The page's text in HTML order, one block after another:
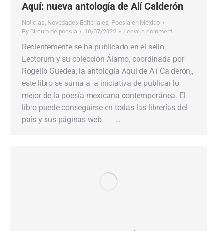
Aquí: nueva antología de Alí Calderón
Noticias, Novedades Editoriales, Poesía en México
By Círculo de poesía 10/07/2022 Leave a comment
Recientemente se ha publicado en el sello
Lectorum y su colección Álamo, coordinada por
Rogelio Guedea, la antología Aquí de Alí Calderón,,
este libro se suma a la iniciativa de publicar lo
mejor de la poesía mexicana contemporánea. El
libro puede conseguirse en todas las librerías del
país y sus páginas web. …